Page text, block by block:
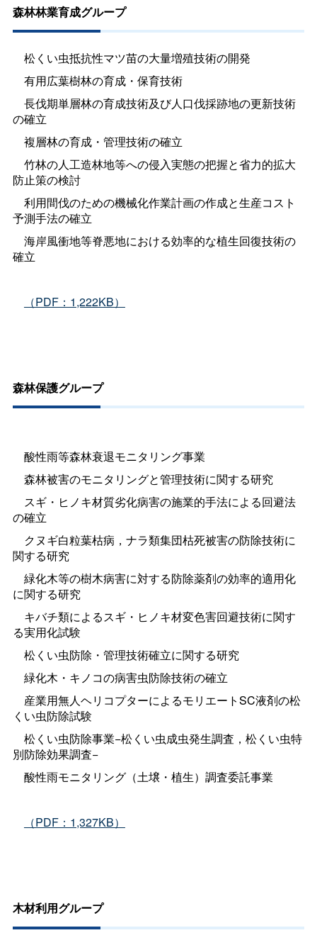
森林林業育成グループ
松くい虫抵抗性マツ苗の大量増殖技術の開発
有用広葉樹林の育成・保育技術
長伐期単層林の育成技術及び人口伐採跡地の更新技術
の確立
複層林の育成・管理技術の確立
竹林の人工造林地等への侵入実態の把握と省力的拡大
防止策の検討
利用間伐のための機械化作業計画の作成と生産コスト
予測手法の確立
海岸風衝地等脊悪地における効率的な植生回復技術の
確立
（PDF：1,222KB）
森林保護グループ
酸性雨等森林衰退モニタリング事業
森林被害のモニタリングと管理技術に関する研究
スギ・ヒノキ材質劣化病害の施業的手法による回避法
の確立
クヌギ白粒葉枯病，ナラ類集団枯死被害の防除技術に
関する研究
緑化木等の樹木病害に対する防除薬剤の効率的適用化
に関する研究
キバチ類によるスギ・ヒノキ材変色害回避技術に関す
る実用化試験
松くい虫防除・管理技術確立に関する研究
緑化木・キノコの病害虫防除技術の確立
産業用無人ヘリコプターによるモリエートSC液剤の松
くい虫防除試験
松くい虫防除事業−松くい虫成虫発生調査，松くい虫特
別防除効果調査−
酸性雨モニタリング（土壌・植生）調査委託事業
（PDF：1,327KB）
木材利用グループ